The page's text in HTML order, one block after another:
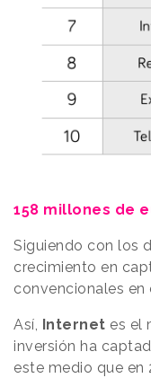
158 millones de
Siguiendo con los
crecimiento en
convencionales en
Así, Internet es el
inversión ha
este medio que en